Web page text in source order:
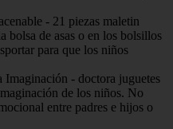
- 21 piezas maletin
bolsa de asas o en los bolsillos
para que los niños
- doctora juguetes
de los niños. No
entre padres e hijos o